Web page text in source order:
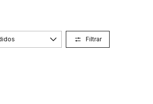
Filtrar